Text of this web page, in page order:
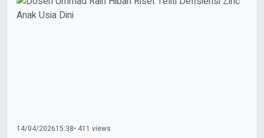
14/04/202615:38• 411 views